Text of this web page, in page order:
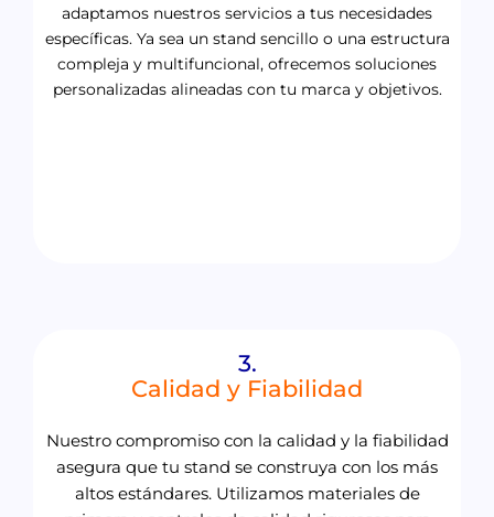
adaptamos nuestros servicios a tus necesidades
específicas. Ya sea un stand sencillo o una estructura
compleja y multifuncional, ofrecemos soluciones
personalizadas alineadas con tu marca y objetivos.
3.
Calidad y Fiabilidad
Nuestro compromiso con la calidad y la fiabilidad
asegura que tu stand se construya con los más
altos estándares. Utilizamos materiales de